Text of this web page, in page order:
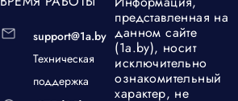
представленная на
данном сайте
(1а.by), носит
исключительно
ознакомительный
характер, не
support@1a.by
Техническая
поддержка